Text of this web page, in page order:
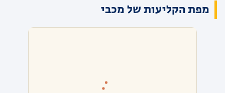
מפת הקליעות של מכבי